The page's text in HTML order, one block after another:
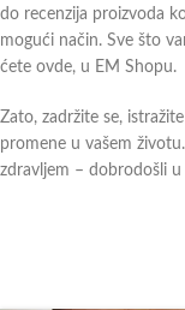
do recenzija proizvoda
mogući način. Sve što
ćete ovde, u EM Shopu.
Zato, zadržite se,
promene u vašem
zdravljem – dobrodošli u